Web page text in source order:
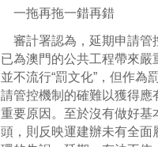
一拖再拖一錯再錯
審計署認為，延期申請管
已為澳門的公共工程帶來
並不流行“罰文化”，但作為
請管控機制的確難以獲得
重要原因。至於沒有做好
頭，則反映運建辦未有全